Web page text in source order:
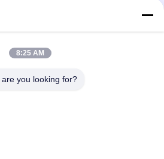
Batería del litio
8:25 AM
you looking for?